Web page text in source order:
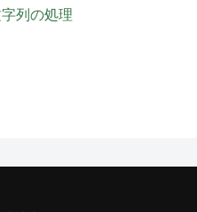
字列の処理